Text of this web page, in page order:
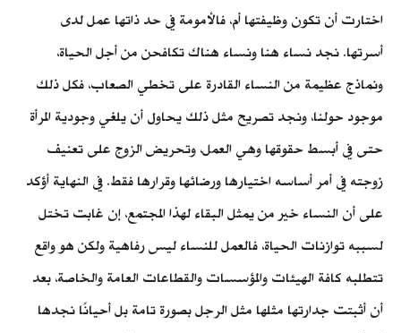
اختارت أن تكون وظيفتها أم، فالأمومة في حد ذاتها عمل لدى
أسرتها. نجد نساء هنا ونساء هناك تكافحن من أجل الحياة،
ونماذج عظيمة من النساء القادرة على تخطي الصعاب، فكل ذلك
موجود حولنا، ونجد تصريح مثل ذلك يحاول أن يلغي وجودية المرأة
حتى في أبسط حقوقها وهي العمل، وتحريض الزوج على تعنيف
زوجته في أمر أساسه اختيارها ورضائها وقرارها فقط. في النهاية أؤكد
على أن النساء خير من يمثل البقاء لهذا المجتمع، إن غابت تختل
لسببه توازنات الحياة، فالعمل للنساء ليس رفاهية ولكن هو واقع
تتطلبه كافة الهيئات والمؤسسات والقطاعات العامة والخاصة، بعد
أن أثبتت جدارتها مثلها مثل الرجل بصورة تامة بل أحيانًا نجدها